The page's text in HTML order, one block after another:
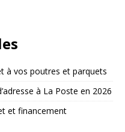
à vos poutres et parquets
à La Poste en 2026
et financement